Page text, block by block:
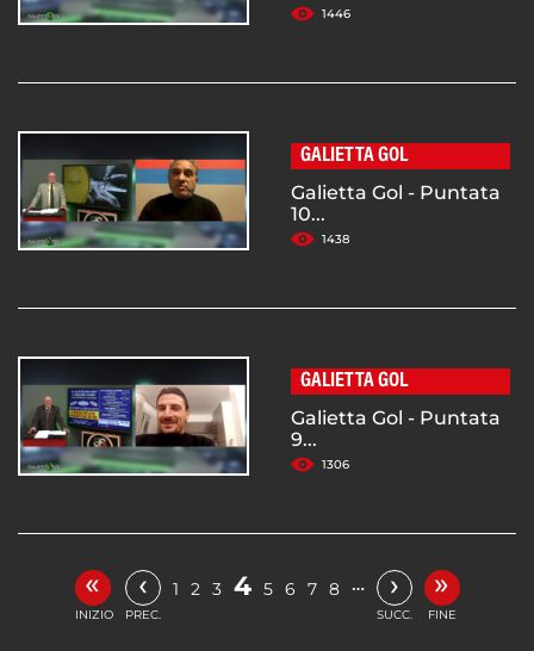
1446
GALIETTA GOL
Galietta Gol - Puntata
10...
1438
GALIETTA GOL
Galietta Gol - Puntata
9...
1306
«
INIZIO
‹
PREC.
1 2 3 4 5 6 7 8 … ›
SUCC.
»
FINE